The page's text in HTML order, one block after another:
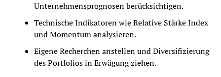
Unternehmensprognosen berücksichtigen.
Technische Indikatoren wie Relative Stärke Index
und Momentum analysieren.
Eigene Recherchen anstellen und Diversifizierung
des Portfolios in Erwägung ziehen.